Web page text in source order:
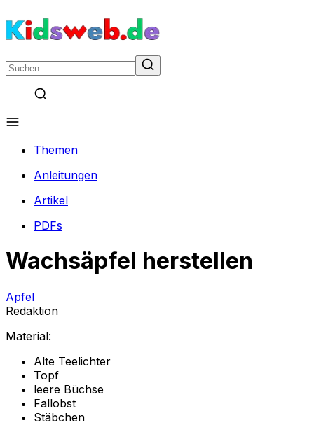
Themen
Anleitungen
Artikel
PDFs
Wachsäpfel herstellen
Apfel
Redaktion
Material:
Alte Teelichter
Topf
leere Büchse
Fallobst
Stäbchen